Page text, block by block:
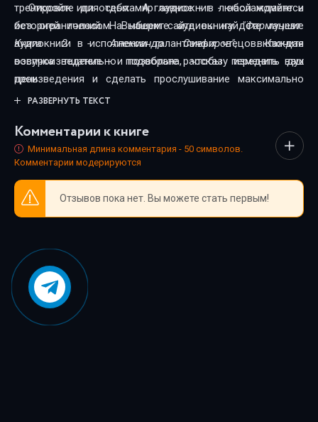
тренировок или отдыха. А главное - в любой момент и
без ограничений. На нашем сайте вы найдёте лучшие
аудиокниги в исполнении талантливых чтецов. Каждая
озвучка тщательно подобрана, чтобы передать дух
произведения и сделать прослушивание максимально
комфортным. Новинки и классика, фантастика и драма,
каждый нашёл книгу по душе.
Откройте для себя мир аудиокниг - наслаждайтесь
историей голосом. Выберите аудиокнигу"Фармацевт.
Книга 2 - Александр Санфиров", включите
воспроизведение - и позвольте рассказу изменить ваш
день.
РАЗВЕРНУТЬ ТЕКСТ
Комментарии к книге
Минимальная длина комментария - 50 символов.
Комментарии модерируются
Отзывов пока нет. Вы можете стать первым!